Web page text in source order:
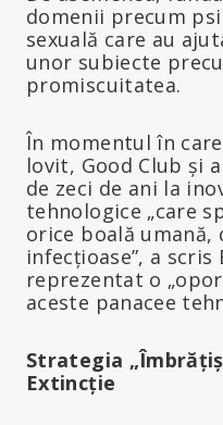
domenii precum
sexuală care au
unor subiecte
promiscuitatea.
În momentul în
lovit, Good Club și
de zeci de ani la
tehnologice „care
orice boală umană,
infecțioase”, a scris
reprezentat o
aceste panacee
Strategia
Extincție